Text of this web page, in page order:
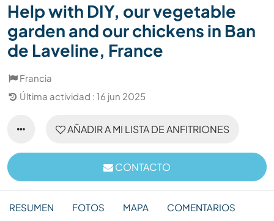
Help with DIY, our vegetable
garden and our chickens in Ban
de Laveline, France
Francia
Última actividad : 16 jun 2025
AÑADIR A MI LISTA DE ANFITRIONES
CONTACTO
RESUMEN FOTOS MAPA COMENTARIOS